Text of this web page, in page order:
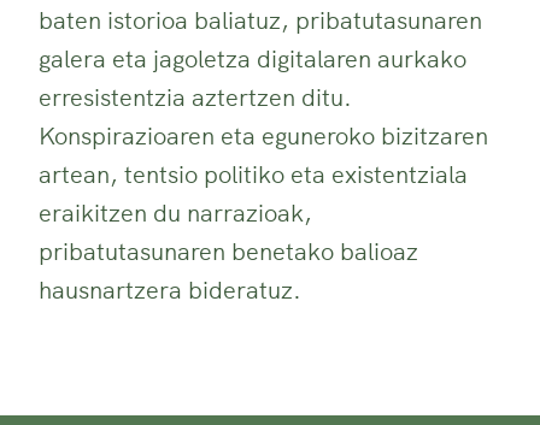
baten istorioa baliatuz, pribatutasunaren
galera eta jagoletza digitalaren aurkako
erresistentzia aztertzen ditu.
Konspirazioaren eta eguneroko bizitzaren
artean, tentsio politiko eta existentziala
eraikitzen du narrazioak,
pribatutasunaren benetako balioaz
hausnartzera bideratuz.